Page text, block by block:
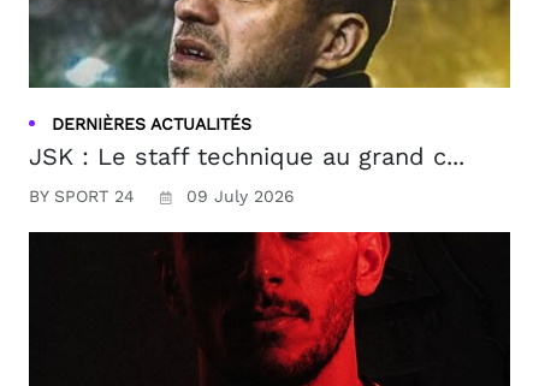
DERNIÈRES ACTUALITÉS
JSK : Le staff technique au grand c...
BY SPORT 24 09 July 2026